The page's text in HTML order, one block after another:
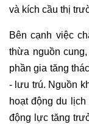
và kích cầu thị
Bên cạnh việc
thừa nguồn
phần gia tăng
- lưu trú. Nguồn
hoạt động du
động lực tăng